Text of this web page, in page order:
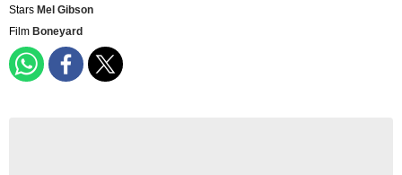
Stars Mel Gibson
Film Boneyard